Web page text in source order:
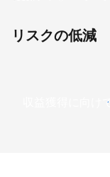
リスクの低減
収益獲得に向け